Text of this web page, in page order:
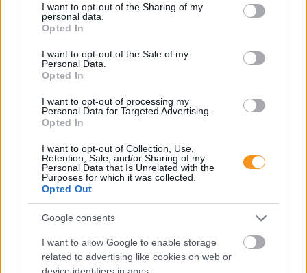
not limited to your visit or usage behaviour. You may click to
grant or deny consent to Google and its third-party tags to
use your data for below specified purposes in below Google
consent section.
I want to opt-out of the Sharing of my
personal data.
Opted In
I want to opt-out of the Sale of my
Personal Data.
Opted In
I want to opt-out of processing my
Personal Data for Targeted Advertising.
Opted In
I want to opt-out of Collection, Use,
Retention, Sale, and/or Sharing of my
Personal Data that Is Unrelated with the
Purposes for which it was collected.
Opted Out
Google consents
I want to allow Google to enable storage
related to advertising like cookies on web or
device identifiers in apps.
pelenkás gyermeket fogadni? Milyen higiénés
szabályokat kötelező betartani a pelenkázó
helyiségben? Mi a helyzet az sni-s pelenkás
gyermekekkel, akiknél gyakrabban előfordulhat,
hogy a szobatisztasági gondok még fokozottabb
Folyton öntöget, gyúr és tapicskol?
10 szenzoros játék, amit imádni
fog az óvodás